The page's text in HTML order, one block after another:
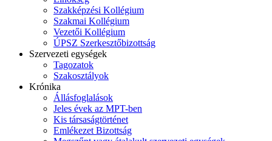
Szakképzési Kollégium
Szakmai Kollégium
Vezetői Kollégium
ÚPSZ Szerkesztőbizottság
Szervezeti egységek
Tagozatok
Szakosztályok
Krónika
Állásfoglalások
Jeles évek az MPT-ben
Kis társaságtörténet
Emlékezet Bizottság